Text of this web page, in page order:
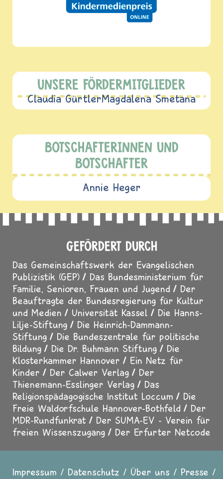
UNSERE FÖRDERMITGLIEDER
Claudia GürtlerMagdalena Smetana
BOTSCHAFTERINNEN UND
BOTSCHAFTER
Annie Heger
GEFÖRDERT DURCH
Das Gemeinschaftswerk der Evangelischen
Publizistik (GEP)
Das Bundesministerium für
Familie, Senioren, Frauen und Jugend
Der
Beauftragte der Bundesregierung für Kultur
und Medien
Universität Kassel
Die Hanns-
Lilje-Stiftung
Die Heinrich-Dammann-
Stiftung
Die Bundeszentrale für politische
Bildung
Die Dr. Buhmann Stiftung
Die
Klosterkammer Hannover
Ein Netz für
Kinder
Der Calwer Verlag
Der
Thienemann-Esslinger Verlag
Das
Religionspädagogische Institut Loccum
Die
Freie Waldorfschule Hannover-Bothfeld
Der
MDR-Rundfunkrat
Der SUMA-EV - Verein für
freien Wissenszugang
Der Erfurter Netcode
Impressum Datenschutz Über uns
Presse